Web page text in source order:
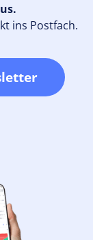
ins Postfach.